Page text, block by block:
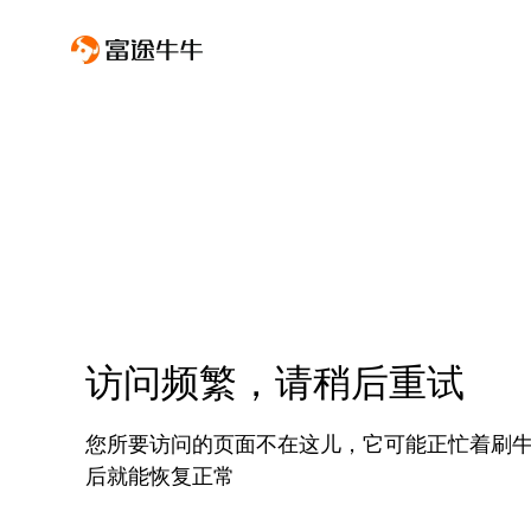
访问频繁，请稍后重试
您所要访问的页面不在这儿，它可能正忙着刷
后就能恢复正常